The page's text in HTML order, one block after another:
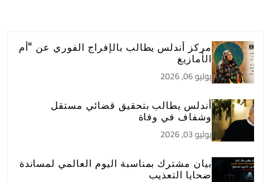
مركز أندلس يطالب بالإفراج الفوري عن “أم
الأمازيغ
يوليو 06, 2026
أندلس يطالب بتحقيق قضائي مستقل
وشفاف في وفاة
يوليو 03, 2026
بيان مشترك بمناسبة اليوم العالمي لمساندة
ضحايا التعذيب